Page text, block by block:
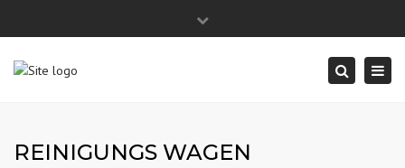
+49 6103 9958180
Close
Search
REINIGUNGS WAGEN